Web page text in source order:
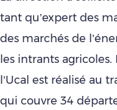
tant qu’expert des
des marchés de
les intrants
l’Ucal est réalisé au
qui couvre 34